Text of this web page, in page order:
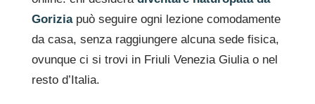
Goriziapuò seguire ogni lezione comodamente
da casa, senza raggiungere alcuna sede fisica,
ovunque ci si trovi in Friuli Venezia Giulia o nel
resto d’Italia.